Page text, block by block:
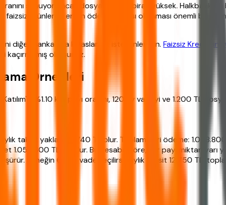
sunuyor ancak dosya masrafı biraz yüksek. Halkbank
ürünlerde erken ödeme cezası olmaması önemli bir
diğer bankalarla kıyaslamak isteyenler için. Faizsiz Kredi için
kaçırmamış olursunuz.
Örnekleri
%1.10 kâr payı oranını, 120 ay vadeyi ve 1.200 TL
taksit yaklaşık 8.740 TL olur. Toplam geri ödeme:
1.050.600 TL'yi bulur. Bu hesaba göre, kâr payı miktarı yarı
Örneğin 60 ay vade seçilirse aylık taksit 12.750 TL,